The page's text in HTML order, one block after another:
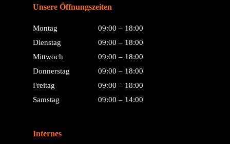
Unsere Öffnungszeiten
Montag
09:00 – 18:00
Dienstag
09:00 – 18:00
Mittwoch
09:00 – 18:00
Donnerstag
09:00 – 18:00
Freitag
09:00 – 18:00
Samstag
09:00 – 14:00
Internes